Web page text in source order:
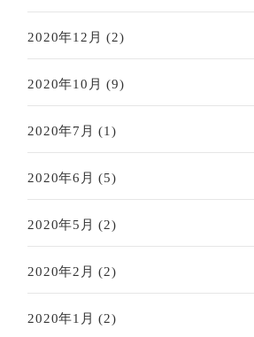
2020年12月 (2)
2020年10月 (9)
2020年7月 (1)
2020年6月 (5)
2020年5月 (2)
2020年2月 (2)
2020年1月 (2)